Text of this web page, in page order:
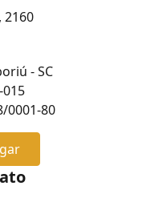
2160
- SC
015
0001-80